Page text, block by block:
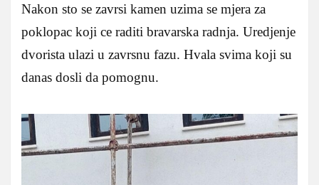
Nakon sto se zavrsi kamen uzima se mjera za
poklopac koji ce raditi bravarska radnja. Uredjenje
dvorista ulazi u zavrsnu fazu. Hvala svima koji su
danas dosli da pomognu.